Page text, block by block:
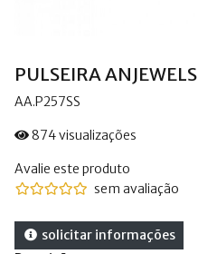
PULSEIRA ANJEWELS
AA.P257SS
874 visualizações
Avalie este produto
sem avaliação
solicitar informações